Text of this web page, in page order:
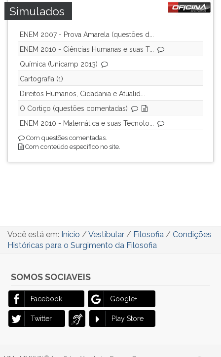
Simulados
ENEM 2007 - Prova Amarela (questões d...
ENEM 2010 - Ciências Humanas e suas T...
Química (Unicamp 2013)
Cartografia (1)
Direitos Humanos, Cidadania e Atualid...
O Cortiço (questões comentadas)
ENEM 2010 - Matemática e suas Tecnolo...
Com questões comentadas.
Com conteúdo específico no site.
Você está em: Início / Vestibular / Filosofia / Condições
Históricas para o Surgimento da Filosofia
SOMOS SOCIAVEIS
Facebook Google+
Twitter Play Store